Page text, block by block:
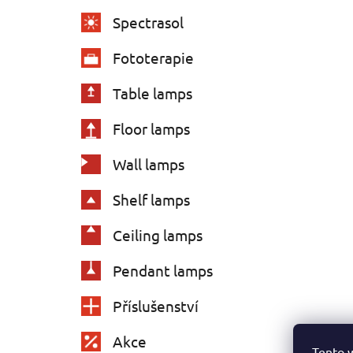
Spectrasol
Fototerapie
Table lamps
Floor lamps
Wall lamps
Shelf lamps
Ceiling lamps
Pendant lamps
Příslušenství
Akce